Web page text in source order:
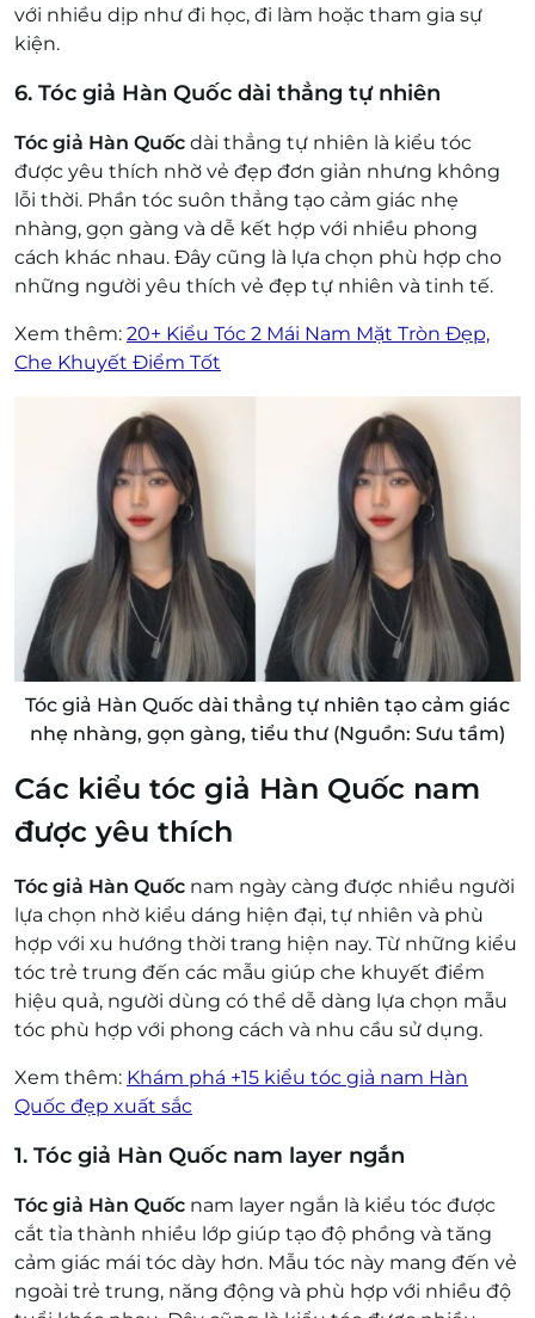
với nhiều dịp như đi học, đi làm hoặc tham gia sự
kiện.
6. Tóc giả Hàn Quốc dài thẳng tự nhiên
Tóc giả Hàn Quốc dài thẳng tự nhiên là kiểu tóc
được yêu thích nhờ vẻ đẹp đơn giản nhưng không
lỗi thời. Phần tóc suôn thẳng tạo cảm giác nhẹ
nhàng, gọn gàng và dễ kết hợp với nhiều phong
cách khác nhau. Đây cũng là lựa chọn phù hợp cho
những người yêu thích vẻ đẹp tự nhiên và tinh tế.
Xem thêm: 20+ Kiểu Tóc 2 Mái Nam Mặt Tròn Đẹp,
Che Khuyết Điểm Tốt
Tóc giả Hàn Quốc dài thẳng tự nhiên tạo cảm giác
nhẹ nhàng, gọn gàng, tiểu thư (Nguồn: Sưu tầm)
Các kiểu tóc giả Hàn Quốc nam
được yêu thích
Tóc giả Hàn Quốc nam ngày càng được nhiều người
lựa chọn nhờ kiểu dáng hiện đại, tự nhiên và phù
hợp với xu hướng thời trang hiện nay. Từ những kiểu
tóc trẻ trung đến các mẫu giúp che khuyết điểm
hiệu quả, người dùng có thể dễ dàng lựa chọn mẫu
tóc phù hợp với phong cách và nhu cầu sử dụng.
Xem thêm: Khám phá +15 kiểu tóc giả nam Hàn
Quốc đẹp xuất sắc
1. Tóc giả Hàn Quốc nam layer ngắn
Tóc giả Hàn Quốc nam layer ngắn là kiểu tóc được
cắt tỉa thành nhiều lớp giúp tạo độ phồng và tăng
cảm giác mái tóc dày hơn. Mẫu tóc này mang đến vẻ
ngoài trẻ trung, năng động và phù hợp với nhiều độ